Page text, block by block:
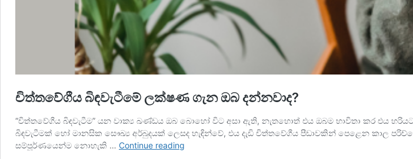
චිත්තවේගීය බිඳවැටීමේ ලක්ෂණ ගැන ඔබ දන්නවාද?
“චිත්තවේගීය බිඳවැටීම” යන වාක්‍ය ඛණ්ඩය ඔබ බොහෝ විට අසා ඇති, නැතහොත් එය ඔබම භාවිතා කර එය
බිඳවැටීමක් හෝ මානසික සෞඛ්‍ය අර්බුදයක් ලෙසද හැඳින්වේ, එය දැඩි චිත්තවේගීය පීඩාවකින් පෙළෙන කාල
සම්පූර්ණයෙන්ම නොහැකි … Continue reading